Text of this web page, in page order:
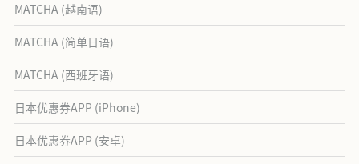
MATCHA (越南语)
MATCHA (简单日语)
MATCHA (西班牙语)
日本优惠券APP (iPhone)
日本优惠券APP (安卓)